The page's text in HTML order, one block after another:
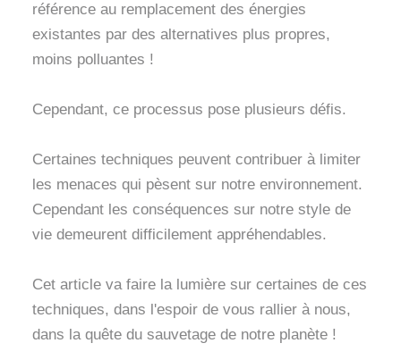
référence au remplacement des énergies
existantes par des alternatives plus propres,
moins polluantes !
Cependant, ce processus pose plusieurs défis.
Certaines techniques peuvent contribuer à limiter
les menaces qui pèsent sur notre environnement.
Cependant les conséquences sur notre style de
vie demeurent difficilement appréhendables.
Cet article va faire la lumière sur certaines de ces
techniques, dans l'espoir de vous rallier à nous,
dans la quête du sauvetage de notre planète !